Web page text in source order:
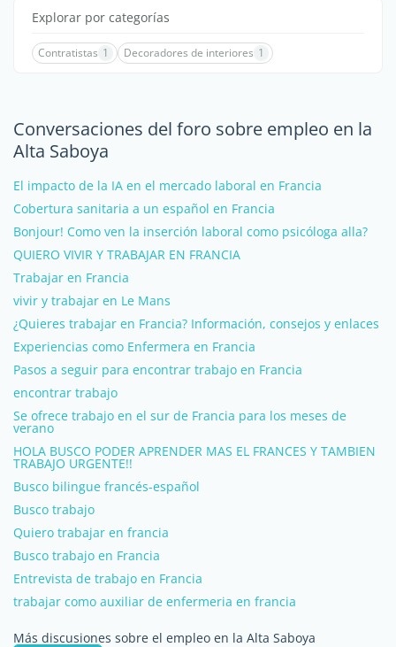
Explorar por categorías
Contratistas 1 Decoradores de interiores 1
Conversaciones del foro sobre empleo en la
Alta Saboya
El impacto de la IA en el mercado laboral en Francia
Cobertura sanitaria a un español en Francia
Bonjour! Como ven la inserción laboral como psicóloga alla?
QUIERO VIVIR Y TRABAJAR EN FRANCIA
Trabajar en Francia
vivir y trabajar en Le Mans
¿Quieres trabajar en Francia? Información, consejos y enlaces
Experiencias como Enfermera en Francia
Pasos a seguir para encontrar trabajo en Francia
encontrar trabajo
Se ofrece trabajo en el sur de Francia para los meses de
verano
HOLA BUSCO PODER APRENDER MAS EL FRANCES Y TAMBIEN
TRABAJO URGENTE!!
Busco bilingue francés-español
Busco trabajo
Quiero trabajar en francia
Busco trabajo en Francia
Entrevista de trabajo en Francia
trabajar como auxiliar de enfermeria en francia
Más discusiones sobre el empleo en la Alta Saboya